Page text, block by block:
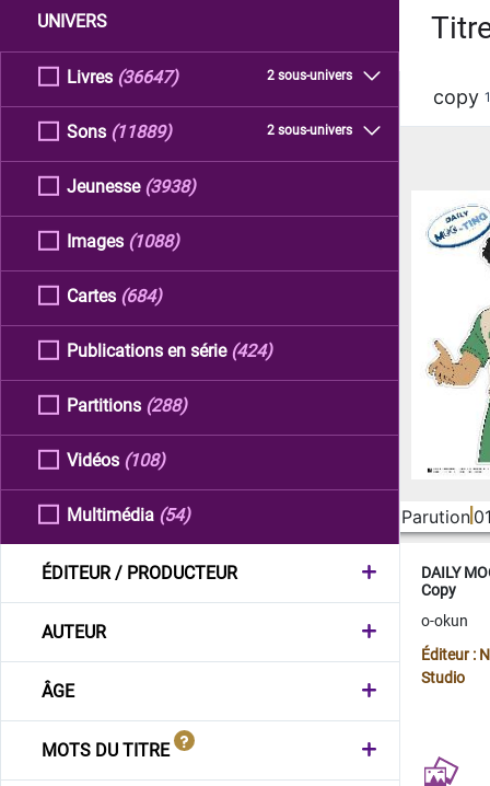
UNIVERS
Livres 2 sous-univers
(36647)
Sons 2 sous-univers
(11889)
Jeunesse (3938)
Images (1088)
Cartes (684)
Publications en série (424)
Partitions (288)
Vidéos (108)
Multimédia (54)
ÉDITEUR / PRODUCTEUR
AUTEUR
ÂGE
MOTS DU TITRE
copy
Parution
DAILY
Copy
o-okun
Éditeur :
Studio